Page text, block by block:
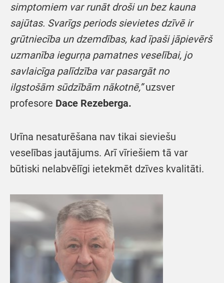
simptomiem var runāt droši un bez kauna
sajūtas. Svarīgs periods sievietes dzīvē ir
grūtniecība un dzemdības, kad īpaši jāpievērš
uzmanība iegurņa pamatnes veselībai, jo
savlaicīga palīdzība var pasargāt no
ilgstošām sūdzībām nākotnē,”uzsver
profesore Dace Rezeberga.
Urīna nesaturēšana nav tikai sieviešu
veselības jautājums. Arī vīriešiem tā var
būtiski nelabvēlīgi ietekmēt dzīves kvalitāti.